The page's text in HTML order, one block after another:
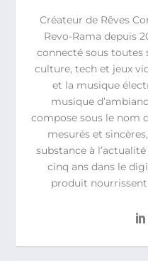
Créateur de Rêves
Revo-Rama depuis
connecté sous
culture, tech et jeux
et la musique
musique
compose sous le nom
mesurés et
substance à
cinq ans dans le
produit